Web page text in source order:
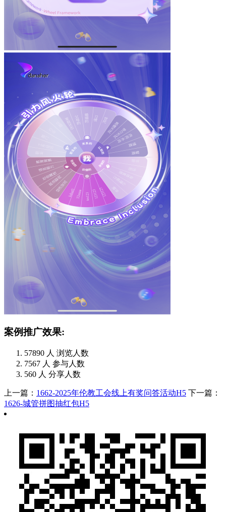
案例推广效果:
57890 人 浏览人数
7567 人 参与人数
560 人 分享人数
上一篇： 1662-2025年伦教工会线上有奖问答活动H5 下一篇：
1626-城管拼图抽红包H5